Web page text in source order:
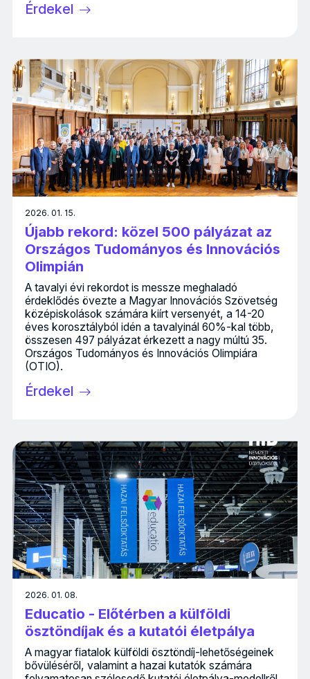
Érdekel
2026. 01. 15.
Újabb rekord: közel 500 pályázat az
Országos Tudományos és Innovációs
Olimpián
A tavalyi évi rekordot is messze meghaladó
érdeklődés övezte a Magyar Innovációs Szövetség
középiskolások számára kiírt versenyét, a 14-20
éves korosztályból idén a tavalyinál 60%-kal több,
összesen 497 pályázat érkezett a nagy múltú 35.
Országos Tudományos és Innovációs Olimpiára
(OTIO).
Érdekel
2026. 01. 08.
Educatio - Előtérben a külföldi
ösztöndíjak és a kutatói életpálya
A magyar fiatalok külföldi ösztöndíj-lehetőségeinek
bővüléséről, valamint a hazai kutatók számára